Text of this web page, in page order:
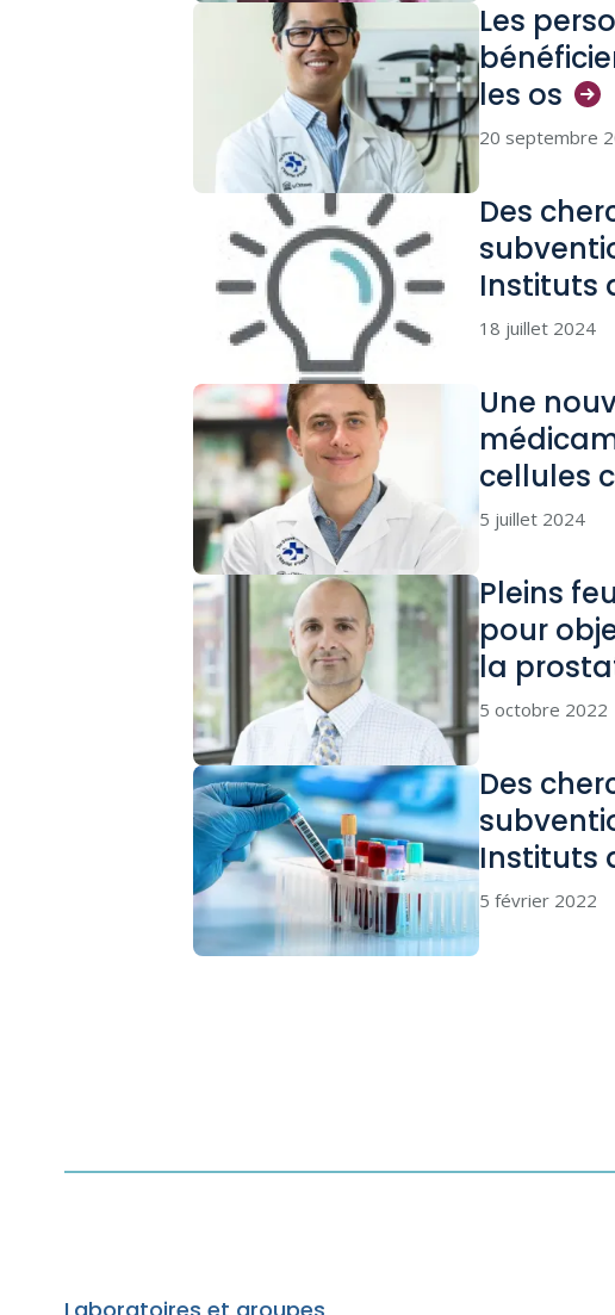
Les
les os
20 septembre
Des
Instituts
18 juillet 2024
Une
cellules
5 juillet 2024
Pleins
pour
la
5 octobre 2022
Des
Instituts
5 février 2022